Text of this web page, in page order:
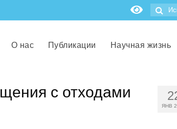
О нас Публикации Научная жизнь
ЯНВ
с отходами